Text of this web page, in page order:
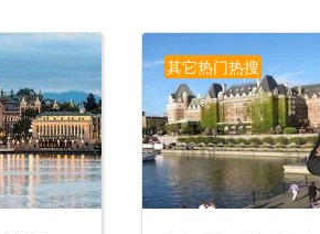
其它热门热搜